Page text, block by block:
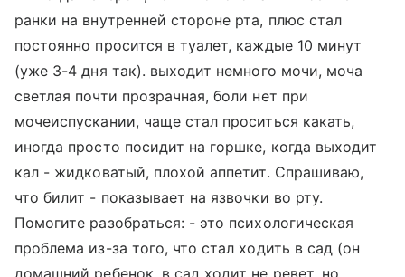
ранки на внутренней стороне рта, плюс стал
постоянно просится в туалет, каждые 10 минут
(уже 3-4 дня так). выходит немного мочи, моча
светлая почти прозрачная, боли нет при
мочеиспускании, чаще стал проситься какать,
иногда просто посидит на горшке, когда выходит
кал - жидковатый, плохой аппетит. Спрашиваю,
что билит - показывает на язвочки во рту.
Помогите разобраться: - это психологическая
проблема из-за того, что стал ходить в сад (он
домашний ребенок, в сад ходит не ревет, но